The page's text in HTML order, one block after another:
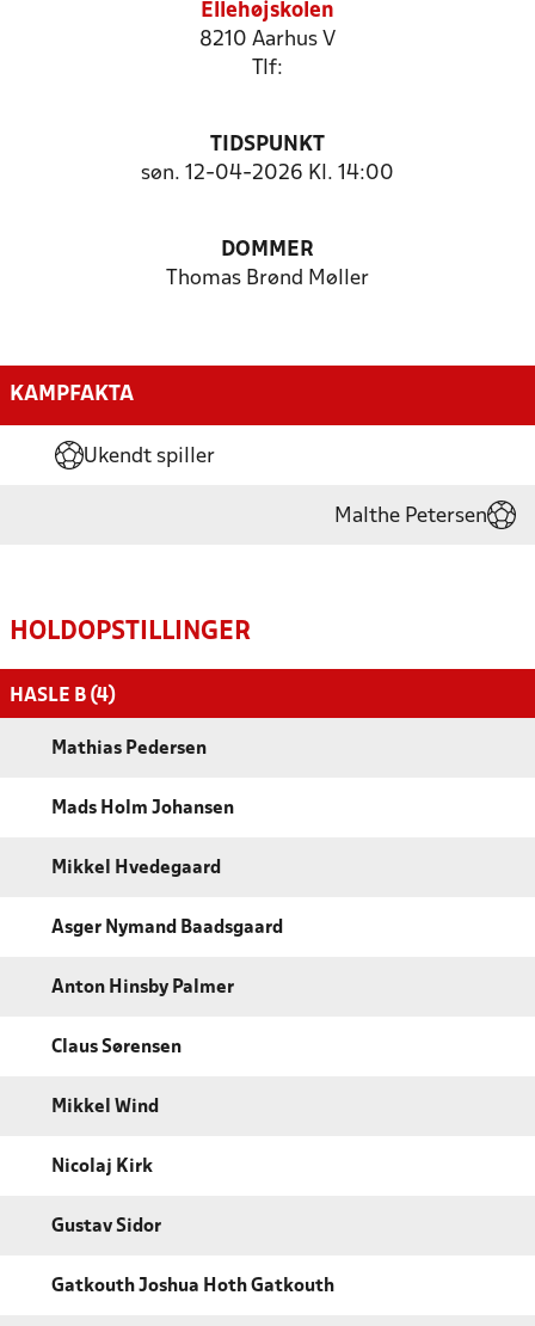
Ellehøjskolen
8210 Aarhus V
Tlf:
TIDSPUNKT
søn. 12-04-2026 Kl. 14:00
DOMMER
Thomas Brønd Møller
KAMPFAKTA
Ukendt spiller
Malthe Petersen
HOLDOPSTILLINGER
HASLE B (4)
Mathias Pedersen
Mads Holm Johansen
Mikkel Hvedegaard
Asger Nymand Baadsgaard
Anton Hinsby Palmer
Claus Sørensen
Mikkel Wind
Nicolaj Kirk
Gustav Sidor
Gatkouth Joshua Hoth Gatkouth